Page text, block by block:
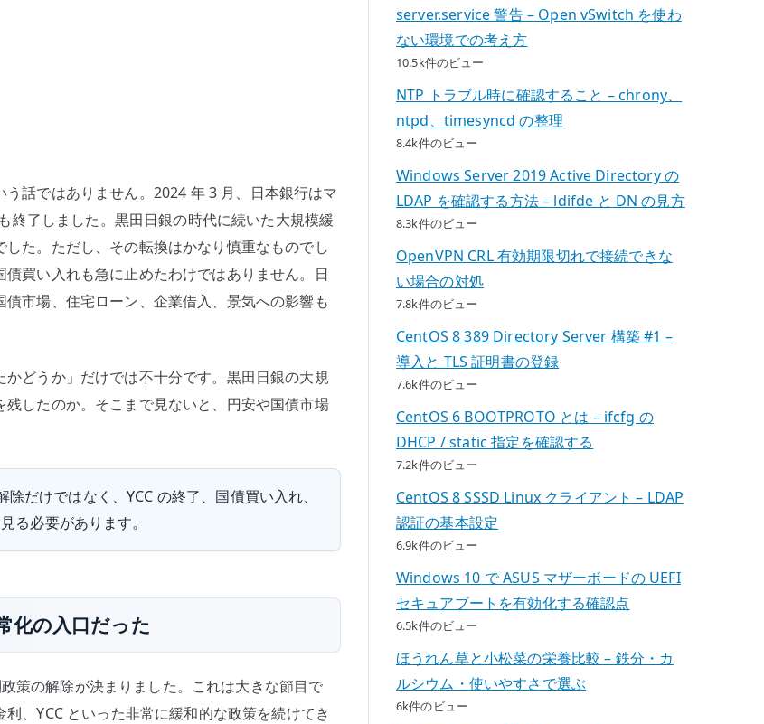
か
–
2024
年
3
マ
金
除
へ
の
話ではありません。2024 年 3 月、日本銀行はマ
終了しました。黒田日銀の時代に続いた大規模緩
た。ただし、その転換はかなり慎重なものでし
買い入れも急に止めたわけではありません。日
市場、住宅ローン、企業借入、景気への影響も
どうか」だけでは不十分です。黒田日銀の大規
したのか。そこまで見ないと、円安や国債市場
だけではなく、YCC の終了、国債買い入れ、
る必要があります。
化の入口だった
策の解除が決まりました。これは大きな節目で
、YCC といった非常に緩和的な政策を続けてき
server.service 警告 – Open vSwitch を使わ
ない環境での考え方
10.5k件のビュー
NTP トラブル時に確認すること – chrony、
ntpd、timesyncd の整理
8.4k件のビュー
Windows Server 2019 Active Directory の
LDAP を確認する方法 – ldifde と DN の見方
8.3k件のビュー
OpenVPN CRL 有効期限切れで接続できな
い場合の対処
7.8k件のビュー
CentOS 8 389 Directory Server 構築 #1 –
導入と TLS 証明書の登録
7.6k件のビュー
CentOS 6 BOOTPROTO とは – ifcfg の
DHCP / static 指定を確認する
7.2k件のビュー
CentOS 8 SSSD Linux クライアント – LDAP
認証の基本設定
6.9k件のビュー
Windows 10 で ASUS マザーボードの UEFI
セキュアブートを有効化する確認点
6.5k件のビュー
ほうれん草と小松菜の栄養比較 – 鉄分・カ
ルシウム・使いやすさで選ぶ
6k件のビュー